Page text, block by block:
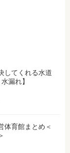
してくれる水道
漏れ】
体育館まとめ＜